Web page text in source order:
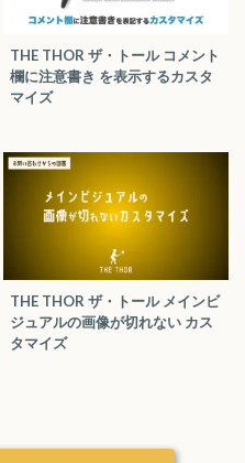
THE THOR ザ・トール コメント
欄に注意書き を表示するカスタ
マイズ
THE THOR ザ・トール メインビ
ジュアルの画像が切れない カス
タマイズ